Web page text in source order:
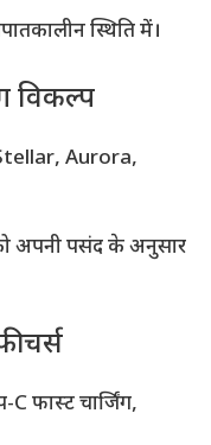
स्थिति में।
विकल्प
Aurora,
अपनी पसंद के अनुसार
फास्ट चार्जिंग,